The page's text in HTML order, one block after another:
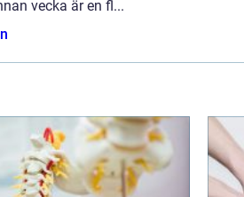
vecka är en fl...